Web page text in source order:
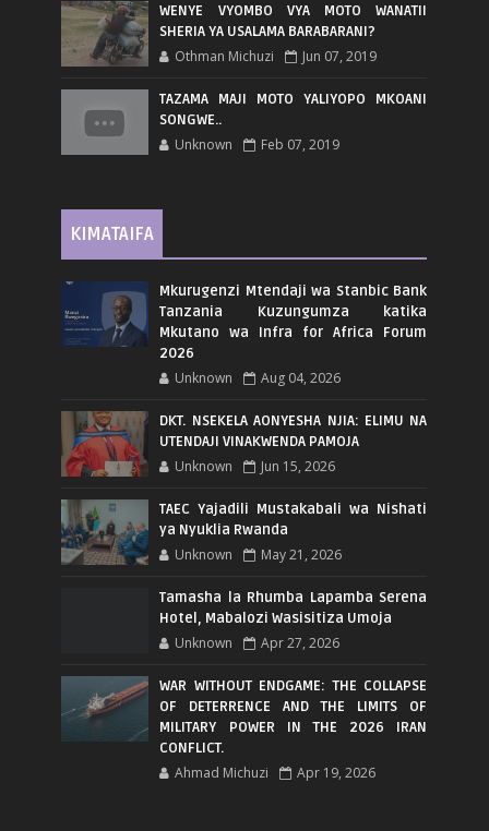
WENYE VYOMBO VYA MOTO WANATII
SHERIA YA USALAMA BARABARANI?
Othman Michuzi Jun 07, 2019
TAZAMA MAJI MOTO YALIYOPO MKOANI
SONGWE..
Unknown Feb 07, 2019
KIMATAIFA
Mkurugenzi Mtendaji wa Stanbic Bank
Tanzania Kuzungumza katika
Mkutano wa Infra for Africa Forum
2026
Unknown Aug 04, 2026
DKT. NSEKELA AONYESHA NJIA: ELIMU NA
UTENDAJI VINAKWENDA PAMOJA
Unknown Jun 15, 2026
TAEC Yajadili Mustakabali wa Nishati
ya Nyuklia Rwanda
Unknown May 21, 2026
Tamasha la Rhumba Lapamba Serena
Hotel, Mabalozi Wasisitiza Umoja
Unknown Apr 27, 2026
WAR WITHOUT ENDGAME: THE COLLAPSE
OF DETERRENCE AND THE LIMITS OF
MILITARY POWER IN THE 2026 IRAN
CONFLICT.
Ahmad Michuzi Apr 19, 2026